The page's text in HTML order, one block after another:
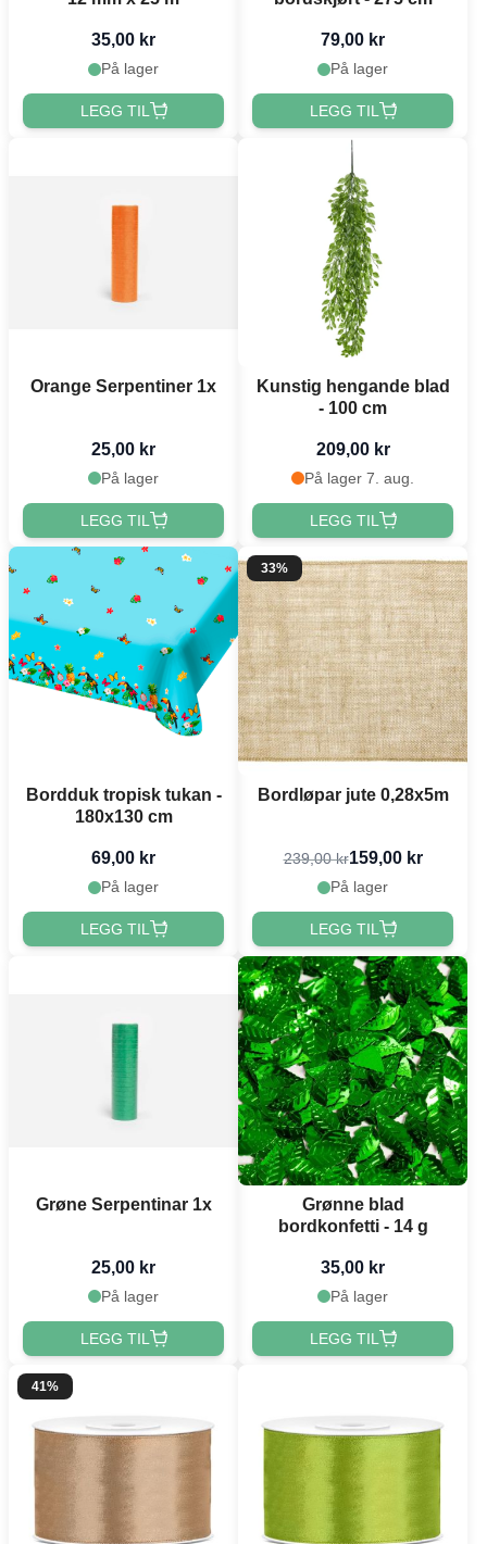
35,00 kr
På lager
LEGG TIL
79,00 kr
På lager
LEGG TIL
Orange Serpentiner 1x
25,00 kr
På lager
LEGG TIL
Kunstig hengande blad
- 100 cm
209,00 kr
På lager 7. aug.
LEGG TIL
Bordduk tropisk tukan -
180x130 cm
69,00 kr
På lager
LEGG TIL
33%
Bordløpar jute 0,28x5m
239,00 kr159,00 kr
På lager
LEGG TIL
Grøne Serpentinar 1x
25,00 kr
På lager
LEGG TIL
Grønne blad
bordkonfetti - 14 g
35,00 kr
På lager
LEGG TIL
41%